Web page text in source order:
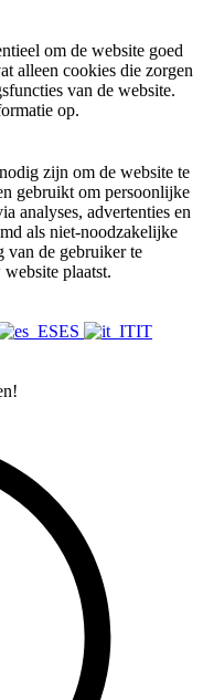
om de website goed
alleen cookies die zorgen
van de website.
op.
zijn om de website te
gebruikt om persoonlijke
analyses, advertenties en
als niet-noodzakelijke
van de gebruiker te
plaatst.
ES
IT